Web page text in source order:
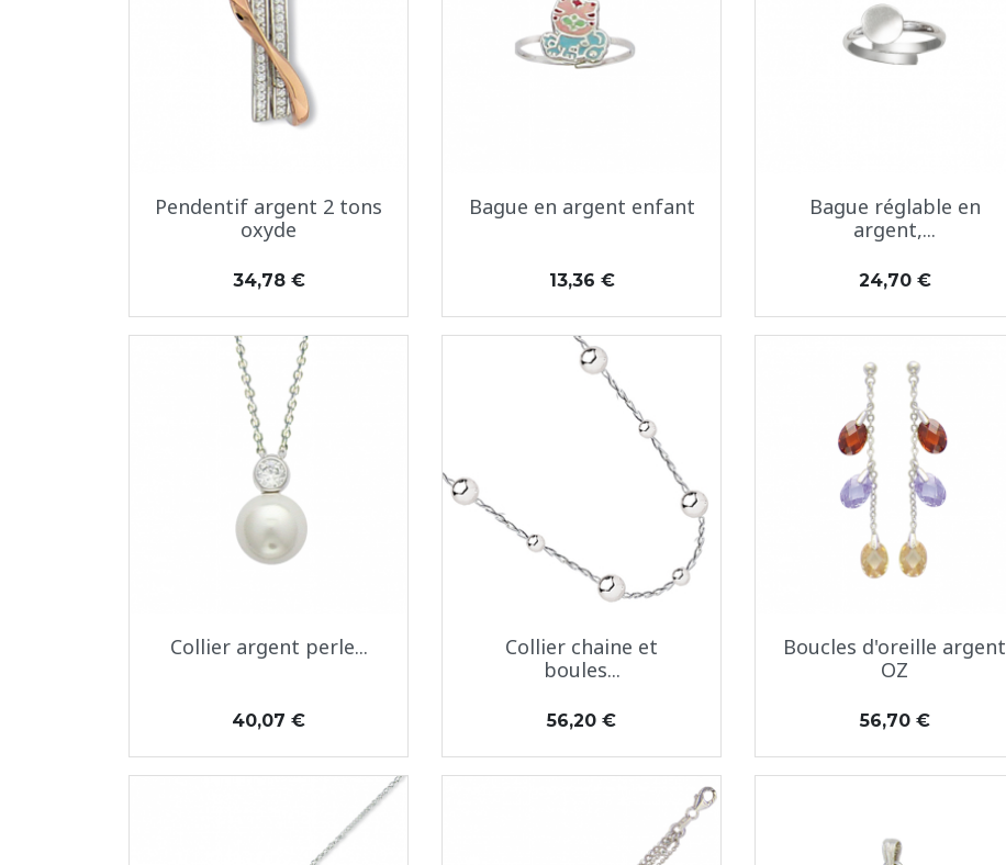
Aperçu rapide
Pendentif argent 2 tons
oxyde
Prix
34,78 €
Aperçu rapide
Bague en argent enfant
Prix
13,36 €
Aperçu rapide
Bague réglable en
argent,...
Prix
24,70 €
 Aperçu rapide
Collier argent perle...
Prix
40,07 €
 Aperçu rapide
Collier chaine et
boules...
Prix
56,20 €
 Aperçu rapide
Boucles d'oreille argent
OZ
Prix
56,70 €